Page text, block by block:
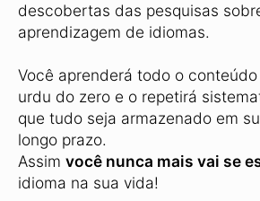
descobertas das pesquisas
aprendizagem de idiomas.
Você aprenderá todo o
urdu do zero e o repetirá
que tudo seja armazenado em
longo prazo.
Assim você nunca mais vai se
idioma na sua vida!